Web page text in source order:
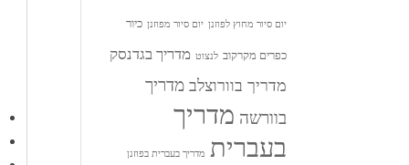
יום סיור מחוץ לפוזנן יום סיור מפוזנן כיור
כפרים מקרקוב לנצוט מדריך בגדנסק
מדריך בוורוצלב מדריך
בוורשה מדריך
בעברית
מדריך בעברית בפוזנן